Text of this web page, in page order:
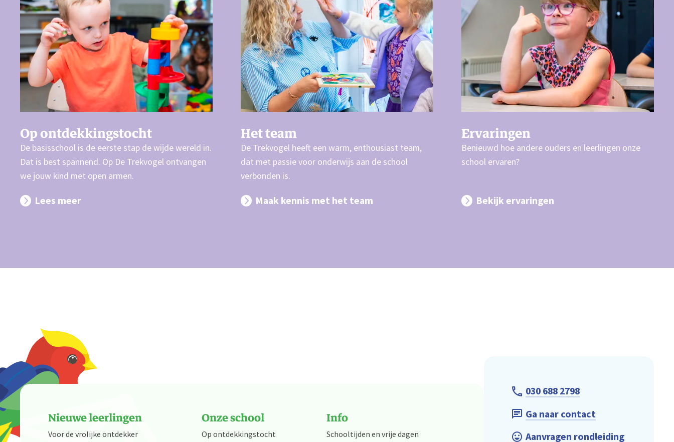
Op ontdekkingstocht
De basisschool is de eerste stap de wijde wereld in.
Dat is best spannend. Op De Trekvogel ontvangen
we jouw kind met open armen.
Lees meer
Het team
De Trekvogel heeft een warm, enthousiast team,
dat met passie voor onderwijs aan de school
verbonden is.
Maak kennis met het team
Ervaringen
Benieuwd hoe andere ouders en leerlingen onze
school ervaren?
Bekijk ervaringen
Nieuwe leerlingen
Voor de vrolijke ontdekker
Onze school
Op ontdekkingstocht
Info
Schooltijden en vrije dagen
030 688 2798
Ga naar contact
Aanvragen rondleiding